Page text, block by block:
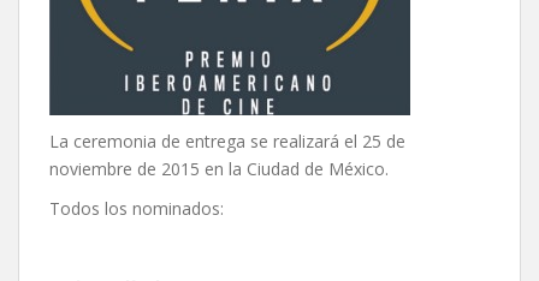
La ceremonia de entrega se realizará el 25 de
noviembre de 2015 en la Ciudad de México.
Todos los nominados: